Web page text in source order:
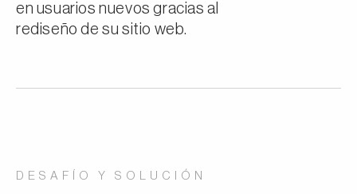
en usuarios nuevos gracias al
rediseño de su sitio web.
DESAFÍO Y SOLUCIÓN